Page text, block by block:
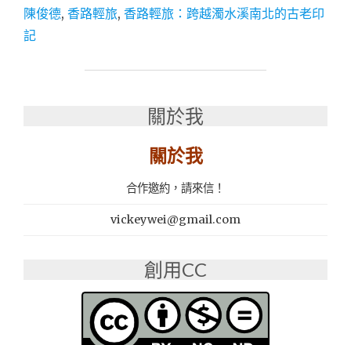
│
輕
濁
水
溪
南
陳俊德, 香路輕旅, 香路輕旅：跨越濁水溪南北的古老印
記
關於我
關於我
合作邀約，請來信！
vickeywei@gmail.com
創用CC